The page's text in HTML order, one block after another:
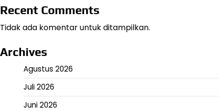
Recent Comments
Tidak ada komentar untuk ditampilkan.
Archives
Agustus 2026
Juli 2026
Juni 2026